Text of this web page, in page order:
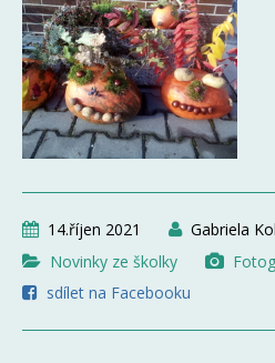
14.říjen 2021
Gabriela
Novinky ze školky
sdílet na Facebooku